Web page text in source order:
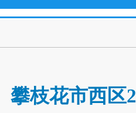
攀枝花市西区